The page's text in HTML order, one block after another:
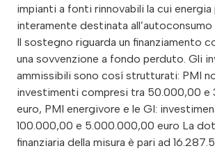
impianti a fonti rinnovabili la cui
interamente destinata all’autoconsumo
Il sostegno riguarda un finanziamento
una sovvenzione a fondo perduto. Gli
ammissibili sono cosí strutturati: PMI
investimenti compresi tra 50.000,00 e
euro, PMI energivore e le GI:
100.000,00 e 5.000.000,00 euro La
finanziaria della misura è pari ad